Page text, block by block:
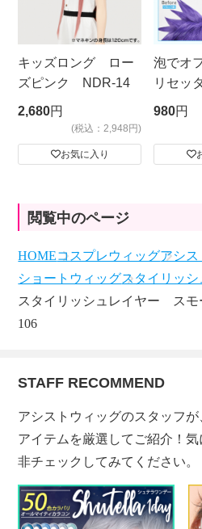
キッズロング ロー
ズピンク NDR-14
2,680円
(税込：2,948円)
お気に入り
泡でオ
リセッ
980円
閲覧中のページ
HOMEコスプレウィッグアシ
ショートウィッグスタイリッ
スタイリッシュレイヤー ス
106
STAFF RECOMMEND
アシストウィッグのスタッフ
アイテムを厳選してご紹介！
非チェックしてみてください。